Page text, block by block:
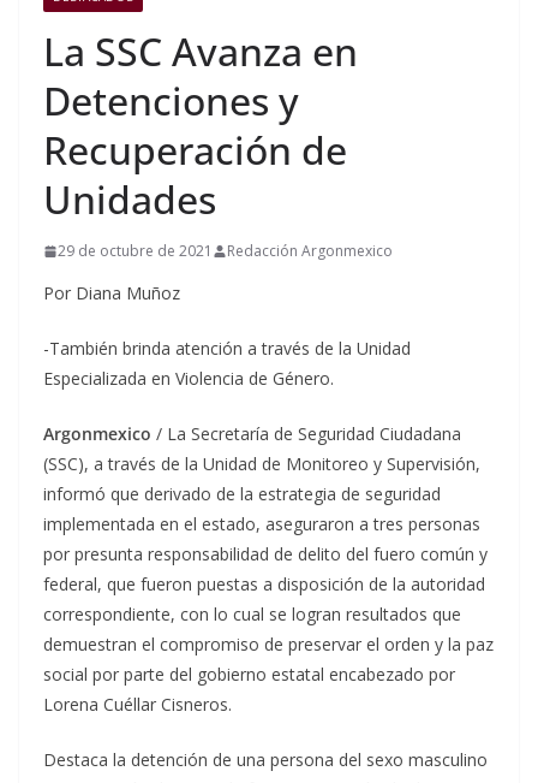
La SSC Avanza en
Detenciones y
Recuperación de
Unidades
29 de octubre de 2021 Redacción Argonmexico
Por Diana Muñoz
-También brinda atención a través de la Unidad
Especializada en Violencia de Género.
Argonmexico / La Secretaría de Seguridad Ciudadana
(SSC), a través de la Unidad de Monitoreo y Supervisión,
informó que derivado de la estrategia de seguridad
implementada en el estado, aseguraron a tres personas
por presunta responsabilidad de delito del fuero común y
federal, que fueron puestas a disposición de la autoridad
correspondiente, con lo cual se logran resultados que
demuestran el compromiso de preservar el orden y la paz
social por parte del gobierno estatal encabezado por
Lorena Cuéllar Cisneros.
Destaca la detención de una persona del sexo masculino